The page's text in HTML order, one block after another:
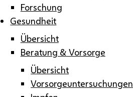
Forschung
Gesundheit
Übersicht
Beratung & Vorsorge
Übersicht
Vorsorgeuntersuchungen